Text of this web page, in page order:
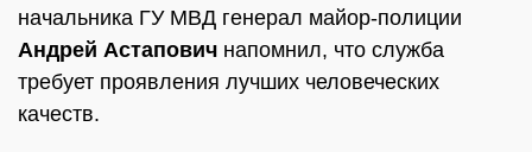
начальника ГУ МВД генерал майор-полиции
Андрей Астапович напомнил, что служба
требует проявления лучших человеческих
качеств.